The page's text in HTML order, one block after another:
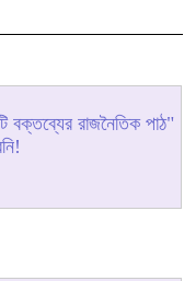
রাজনৈতিক পাঠ"